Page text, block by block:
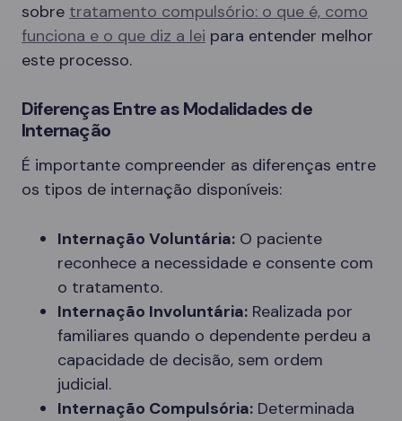
sobre tratamento compulsório: o que é, como
funciona e o que diz a lei para entender melhor
este processo.
Diferenças Entre as Modalidades de
Internação
É importante compreender as diferenças entre
os tipos de internação disponíveis:
Internação Voluntária: O paciente
reconhece a necessidade e consente com
o tratamento.
Internação Involuntária: Realizada por
familiares quando o dependente perdeu a
capacidade de decisão, sem ordem
judicial.
Internação Compulsória: Determinada